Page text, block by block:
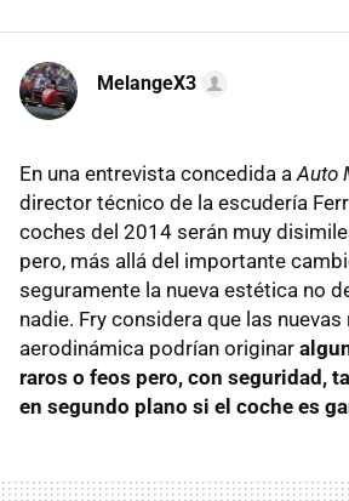
MelangeX3
En una entrevista concedida a Auto
director técnico de la escudería
coches del 2014 serán muy
pero, más allá del importante
seguramente la nueva estética no
nadie. Fry considera que las nuevas
aerodinámica podrían originar
raros o feos pero, con seguridad,
en segundo plano si el coche es